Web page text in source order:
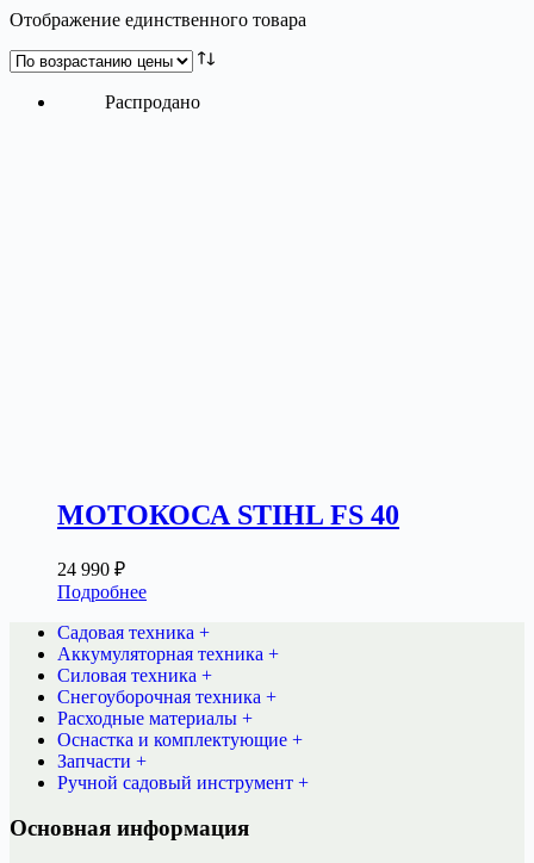
Отображение единственного товара
Распродано
МОТОКОСА STIHL FS 40
24 990 ₽
Подробнее
Садовая техника +
Аккумуляторная техника +
Силовая техника +
Снегоуборочная техника +
Расходные материалы +
Оснастка и комплектующие +
Запчасти +
Ручной садовый инструмент +
Основная информация